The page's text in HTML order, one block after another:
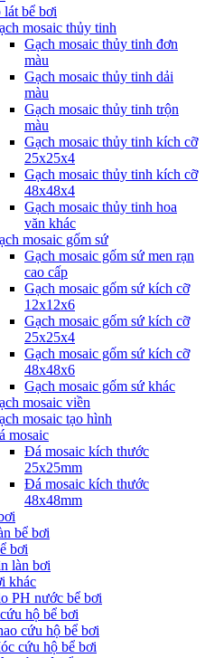
lát bể bơi
mosaic thủy tinh
Gạch mosaic thủy tinh đơn
màu
Gạch mosaic thủy tinh dải
màu
Gạch mosaic thủy tinh trộn
màu
Gạch mosaic thủy tinh kích cỡ
25x25x4
Gạch mosaic thủy tinh kích cỡ
48x48x4
Gạch mosaic thủy tinh hoa
văn khác
mosaic gốm sứ
Gạch mosaic gốm sứ men rạn
cao cấp
Gạch mosaic gốm sứ kích cỡ
12x12x6
Gạch mosaic gốm sứ kích cỡ
25x25x4
Gạch mosaic gốm sứ kích cỡ
48x48x6
Gạch mosaic gốm sứ khác
mosaic viền
mosaic tạo hình
mosaic
Đá mosaic kích thước
25x25mm
Đá mosaic kích thước
48x48mm
bể bơi
bơi
làn bơi
khác
PH nước bể bơi
hộ bể bơi
cứu hộ bể bơi
cứu hộ bể bơi